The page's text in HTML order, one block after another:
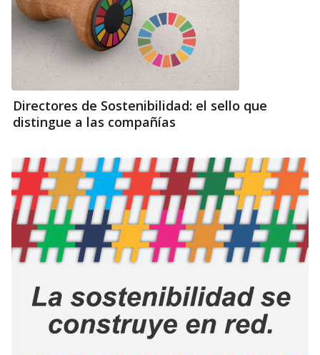
Directores de Sostenibilidad: el sello que
distingue a las compañías